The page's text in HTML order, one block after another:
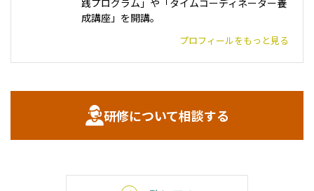
践プログラム」や「タイムコーディネーター養
成講座」を開講。
プロフィールをもっと見る
研修について相談する